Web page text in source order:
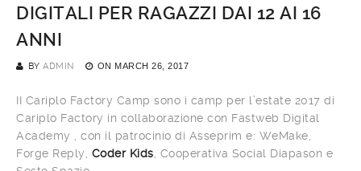
DIGITALI PER RAGAZZI DAI 12 AI 16
ANNI
BY ADMIN ON MARCH 26, 2017
II Cariplo Factory Camp sono i camp per l’estate 2017 di
Cariplo Factory in collaborazione con Fastweb Digital
Academy , con il patrocinio di Asseprim e: WeMake,
Forge Reply, Coder Kids , Cooperativa Social Diapason e